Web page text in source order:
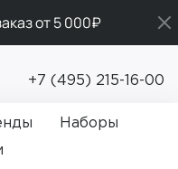
от 5 000₽
от 5 000₽
+7 (495) 215-16-00
Наборы